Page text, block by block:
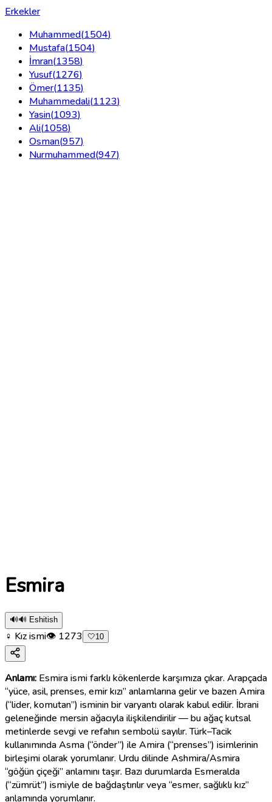
Erkekler
Muhammed(1504)
Mustafa(1504)
İmran(1358)
Yusuf(1276)
Ömer(1135)
Muhammedali(1123)
Yasin(1093)
Ali(1058)
Osman(957)
Nurmuhammed(947)
Esmira
🔊🔊 Eshitish
♀ Kız ismi👁 1273 🤍10
Anlamı: Esmira ismi farklı kökenlerde karşımıza çıkar. Arapçada
“yüce, asil, prenses, emir kızı” anlamlarına gelir ve bazen Amira
(“lider, komutan”) isminin bir varyantı olarak kabul edilir. İbrani
geleneğinde mersin ağacıyla ilişkilendirilir — bu ağaç kutsal
metinlerde sevgi ve refahın sembolü sayılır. Türk–Tacik
kullanımında Asma (“önder”) ile Amira (“prenses”) isimlerinin
birleşimi olarak yorumlanır. Urdu dilinde Ashmira/Asmira
“göğün çiçeği” anlamını taşır. Bazı durumlarda Esmeralda
(“zümrüt”) ismiyle de bağdaştırılır veya “esmer, sağlıklı kız”
anlamında yorumlanır.